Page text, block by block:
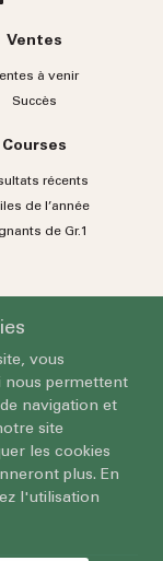
Ventes
à venir
Succès
Courses
récents
de l’année
de Gr.1
vous
nous permettent
navigation et
site
les cookies
plus. En
l'utilisation